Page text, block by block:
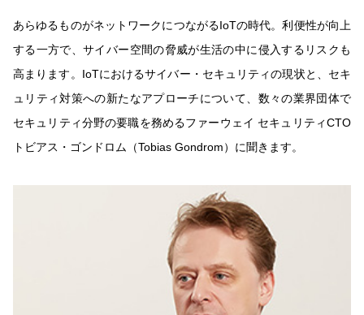
あらゆるものがネットワークにつながるIoTの時代。利便性が向上
する一方で、サイバー空間の脅威が生活の中に侵入するリスクも
高まります。IoTにおけるサイバー・セキュリティの現状と、セキ
ュリティ対策への新たなアプローチについて、数々の業界団体で
セキュリティ分野の要職を務めるファーウェイ セキュリティCTO
トビアス・ゴンドロム（Tobias Gondrom）に聞きます。